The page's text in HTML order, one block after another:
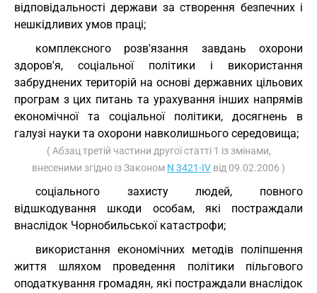
відповідальності держави за створення безпечних і
нешкідливих умов праці;
комплексного розв'язання завдань охорони
здоров'я, соціальної політики і використання
забруднених територій на основі державних цільових
програм з цих питань та урахування інших напрямів
економічної та соціальної політики, досягнень в
галузі науки та охорони навколишнього середовища;
( Абзац третій частини другої статті 1 із змінами,
внесеними згідно із Законом N 3421-IV від 09.02.2006 )
соціального захисту людей, повного
відшкодування шкоди особам, які постраждали
внаслідок Чорнобильської катастрофи;
використання економічних методів поліпшення
життя шляхом проведення політики пільгового
оподаткування громадян, які постраждали внаслідок